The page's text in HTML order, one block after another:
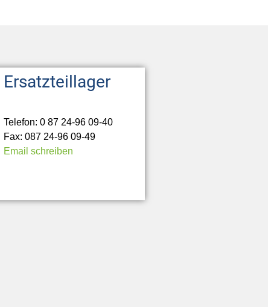
Ersatzteillager
Telefon: 0 87 24-96 09-40
Fax: 087 24-96 09-49
Email schreiben